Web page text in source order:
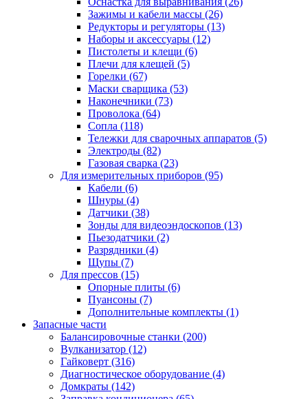
Зажимы и кабели массы (26)
Редукторы и регуляторы (13)
Наборы и аксессуары (12)
Пистолеты и клещи (6)
Плечи для клещей (5)
Горелки (67)
Маски сварщика (53)
Наконечники (73)
Проволока (64)
Сопла (118)
Тележки для сварочных аппаратов (5)
Электроды (82)
Газовая сварка (23)
Для измерительных приборов (95)
Кабели (6)
Шнуры (4)
Датчики (38)
Зонды для видеоэндоскопов (13)
Пьезодатчики (2)
Разрядники (4)
Щупы (7)
Для прессов (15)
Опорные плиты (6)
Пуансоны (7)
Дополнительные комплекты (1)
Запасные части
Балансировочные станки (200)
Вулканизатор (12)
Гайковерт (316)
Диагностическое оборудование (4)
Домкраты (142)